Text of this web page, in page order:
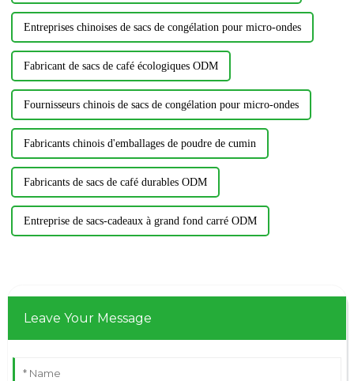
Entreprises chinoises de sacs de congélation pour micro-ondes
Fabricant de sacs de café écologiques ODM
Fournisseurs chinois de sacs de congélation pour micro-ondes
Fabricants chinois d'emballages de poudre de cumin
Fabricants de sacs de café durables ODM
Entreprise de sacs-cadeaux à grand fond carré ODM
Leave Your Message